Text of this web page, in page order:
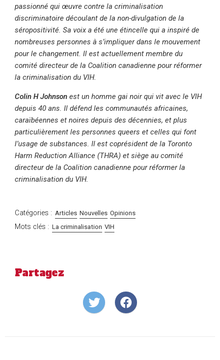
passionné qui œuvre contre la criminalisation
discriminatoire découlant de la non-divulgation de la
séropositivité. Sa voix a été une étincelle qui a inspiré de
nombreuses personnes à s’impliquer dans le mouvement
pour le changement. Il est actuellement membre du
comité directeur de la Coalition canadienne pour réformer
la criminalisation du VIH.
Colin H Johnson est un homme gai noir qui vit avec le VIH
depuis 40 ans. Il défend les communautés africaines,
caraïbéennes et noires depuis des décennies, et plus
particulièrement les personnes queers et celles qui font
l’usage de substances. Il est coprésident de la Toronto
Harm Reduction Alliance (THRA) et siège au comité
directeur de la Coalition canadienne pour réformer la
criminalisation du VIH.
Catégories : Articles Nouvelles Opinions
Mots clés : La criminalisation VIH
Partagez
Share
on
Share
on